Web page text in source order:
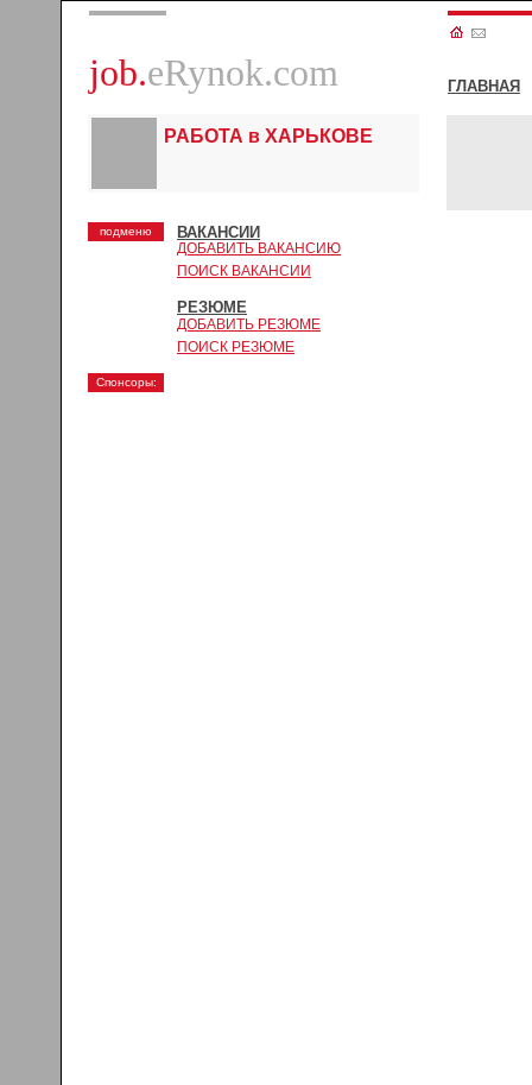
job.eRynok.com ГЛАВНАЯ
РАБОТА в ХАРЬКОВЕ
подменю ВАКАНСИИ
ДОБАВИТЬ ВАКАНСИЮ
ПОИСК ВАКАНСИИ
РЕЗЮМЕ
ДОБАВИТЬ РЕЗЮМЕ
ПОИСК РЕЗЮМЕ
Спонсоры: